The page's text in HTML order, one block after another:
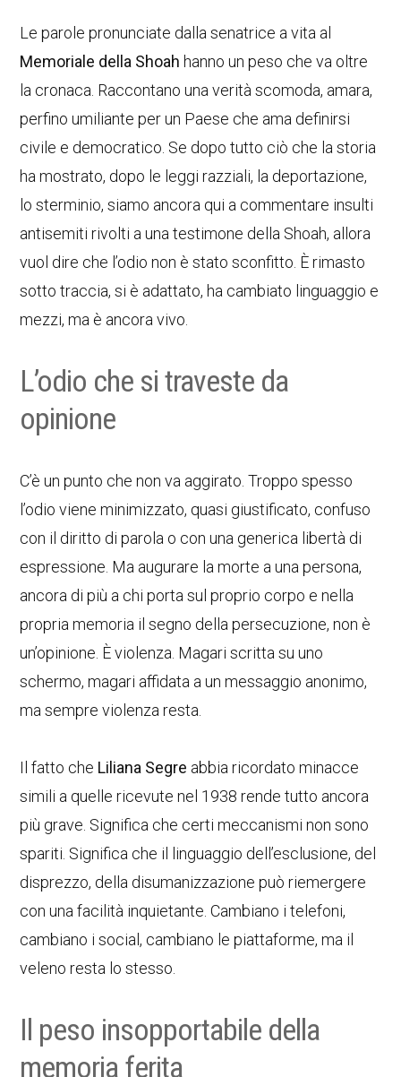
Le parole pronunciate dalla senatrice a vita al
Memoriale della Shoah hanno un peso che va oltre
la cronaca. Raccontano una verità scomoda, amara,
perfino umiliante per un Paese che ama definirsi
civile e democratico. Se dopo tutto ciò che la storia
ha mostrato, dopo le leggi razziali, la deportazione,
lo sterminio, siamo ancora qui a commentare insulti
antisemiti rivolti a una testimone della Shoah, allora
vuol dire che l’odio non è stato sconfitto. È rimasto
sotto traccia, si è adattato, ha cambiato linguaggio e
mezzi, ma è ancora vivo.
L’odio che si traveste da
opinione
C’è un punto che non va aggirato. Troppo spesso
l’odio viene minimizzato, quasi giustificato, confuso
con il diritto di parola o con una generica libertà di
espressione. Ma augurare la morte a una persona,
ancora di più a chi porta sul proprio corpo e nella
propria memoria il segno della persecuzione, non è
un’opinione. È violenza. Magari scritta su uno
schermo, magari affidata a un messaggio anonimo,
ma sempre violenza resta.
Il fatto che Liliana Segre abbia ricordato minacce
simili a quelle ricevute nel 1938 rende tutto ancora
più grave. Significa che certi meccanismi non sono
spariti. Significa che il linguaggio dell’esclusione, del
disprezzo, della disumanizzazione può riemergere
con una facilità inquietante. Cambiano i telefoni,
cambiano i social, cambiano le piattaforme, ma il
veleno resta lo stesso.
Il peso insopportabile della
memoria ferita